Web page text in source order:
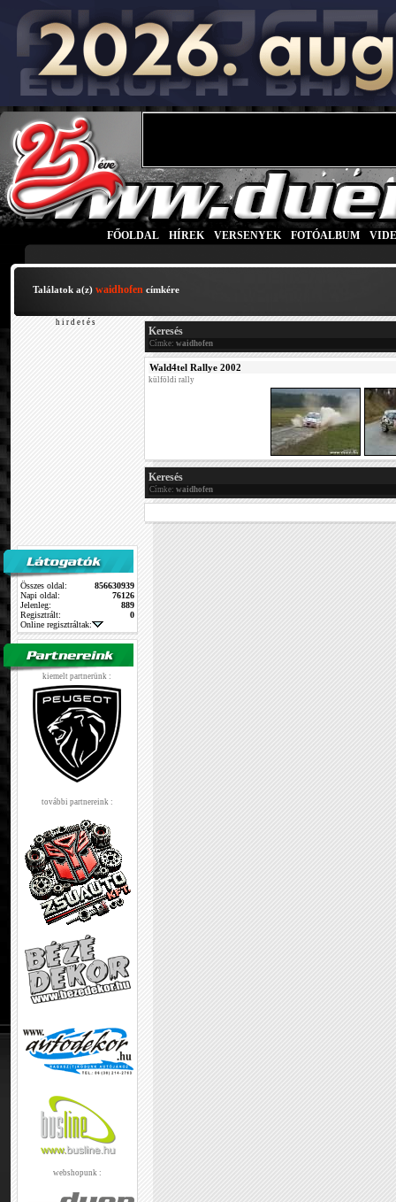
FŐOLDAL HÍREK VERSENYEK FOTÓALBUM
Találatok a(z)waidhofen címkére
h i r d e t é s
Összes oldal:
856630939
Napi oldal:
76126
Jelenleg:
889
Regisztrált:
0
Online regisztráltak:
kiemelt partnerünk :
további partnereink :
webshopunk :
Keresés
Címke: waidhofen
Wald4tel Rallye 2002
külföldi rally
Keresés
Címke: waidhofen